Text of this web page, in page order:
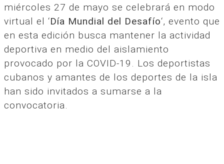
miércoles 27 de mayo se celebrará en modo
virtual el ‘Día Mundial del Desafío‘, evento que
en esta edición busca mantener la actividad
deportiva en medio del aislamiento
provocado por la COVID-19. Los deportistas
cubanos y amantes de los deportes de la isla
han sido invitados a sumarse a la
convocatoria.